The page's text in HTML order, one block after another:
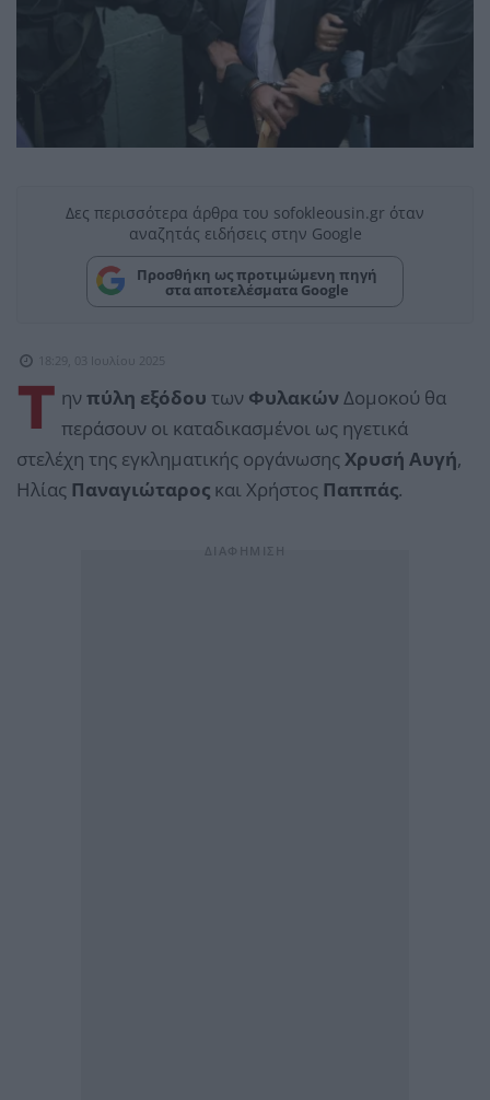
Δες περισσότερα άρθρα του sofokleousin.gr όταν
αναζητάς ειδήσεις στην Google
Προσθήκη ως προτιμώμενη πηγή
στα αποτελέσματα Google
18:29, 03 Ιουλίου 2025
Τ ηνπύλη εξόδου των Φυλακών Δομοκού θα
περάσουν οι καταδικασμένοι ως ηγετικά
στελέχη της εγκληματικής οργάνωσης Χρυσή Αυγή,
Ηλίας Παναγιώταρος και Χρήστος Παππάς.